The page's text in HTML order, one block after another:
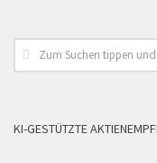
KI-GESTÜTZTE